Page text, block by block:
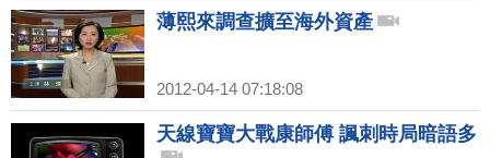
薄熙來調查擴至海外資產
2012-04-14 07:18:08
天線寶寶大戰康師傅 諷刺時局暗語多